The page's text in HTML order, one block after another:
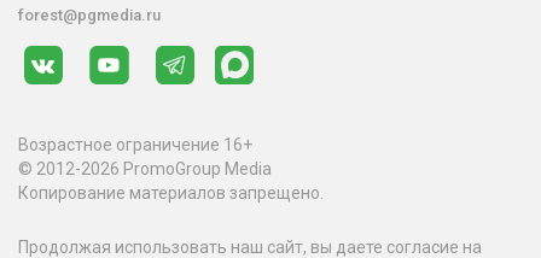
forest@pgmedia.ru
Возрастное ограничение 16+
© 2012-2026 PromoGroup Media
Копирование материалов запрещено.
Продолжая использовать наш сайт, вы даете согласие на